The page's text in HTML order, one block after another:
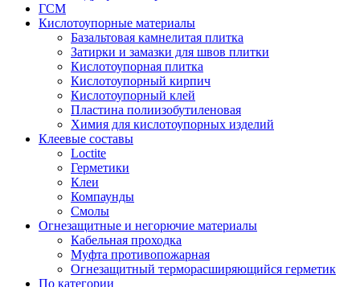
ГСМ
Кислотоупорные материалы
Базальтовая камнелитая плитка
Затирки и замазки для швов плитки
Кислотоупорная плитка
Кислотоупорный кирпич
Кислотоупорный клей
Пластина полиизобутиленовая
Химия для кислотоупорных изделий
Клеевые составы
Loctite
Герметики
Клеи
Компаунды
Смолы
Огнезащитные и негорючие материалы
Кабельная проходка
Муфта противопожарная
Огнезащитный терморасширяющийся герметик
По категории